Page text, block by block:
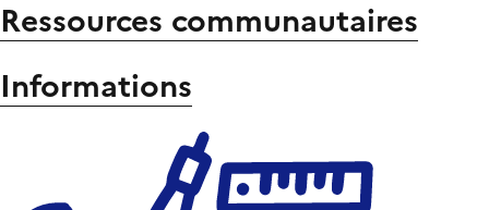
Ressources communautaires
Informations